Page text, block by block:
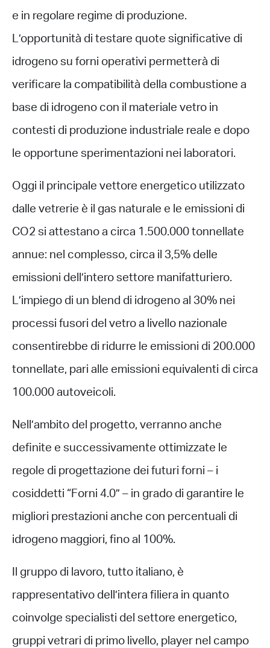
e in regolare regime di produzione.
L’opportunità di testare quote significative di
idrogeno su forni operativi permetterà di
verificare la compatibilità della combustione a
base di idrogeno con il materiale vetro in
contesti di produzione industriale reale e dopo
le opportune sperimentazioni nei laboratori.
Oggi il principale vettore energetico utilizzato
dalle vetrerie è il gas naturale e le emissioni di
CO2 si attestano a circa 1.500.000 tonnellate
annue: nel complesso, circa il 3,5% delle
emissioni dell’intero settore manifatturiero.
L’impiego di un blend di idrogeno al 30% nei
processi fusori del vetro a livello nazionale
consentirebbe di ridurre le emissioni di 200.000
tonnellate, pari alle emissioni equivalenti di circa
100.000 autoveicoli.
Nell’ambito del progetto, verranno anche
definite e successivamente ottimizzate le
regole di progettazione dei futuri forni – i
cosiddetti “Forni 4.0” – in grado di garantire le
migliori prestazioni anche con percentuali di
idrogeno maggiori, fino al 100%.
Il gruppo di lavoro, tutto italiano, è
rappresentativo dell’intera filiera in quanto
coinvolge specialisti del settore energetico,
gruppi vetrari di primo livello, player nel campo